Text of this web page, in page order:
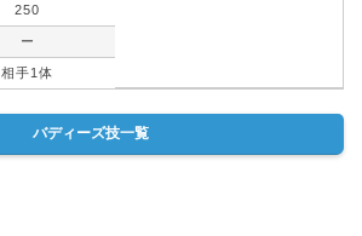
250
ー
相手1体
バディーズ技一覧